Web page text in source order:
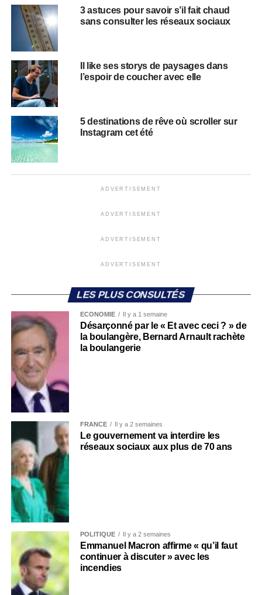
3 astuces pour savoir s’il fait chaud
sans consulter les réseaux sociaux
Il like ses storys de paysages dans
l’espoir de coucher avec elle
5 destinations de rêve où scroller sur
Instagram cet été
ADVERTISEMENT
ADVERTISEMENT
ADVERTISEMENT
ADVERTISEMENT
LES PLUS CONSULTÉS
ECONOMIE Il y a 1 semaine
Désarçonné par le « Et avec ceci ? » de
la boulangère, Bernard Arnault rachète
la boulangerie
FRANCE Il y a 2 semaines
Le gouvernement va interdire les
réseaux sociaux aux plus de 70 ans
POLITIQUE Il y a 2 semaines
Emmanuel Macron affirme « qu’il faut
continuer à discuter » avec les
incendies